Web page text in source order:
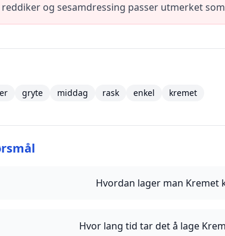
og sesamdressing passer utmerket
gryte middag rask enkel kremet
Hvordan lager man Kremet
Hvor lang tid tar det å lage